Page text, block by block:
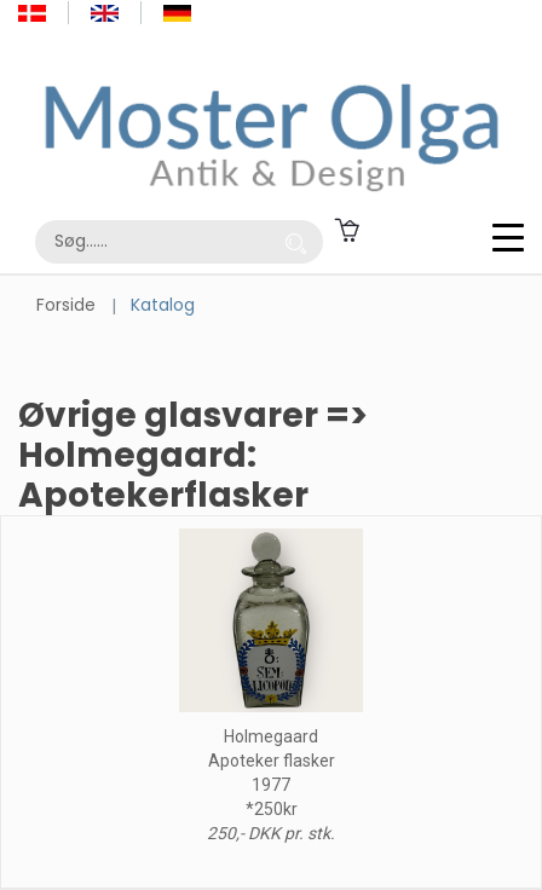
Forside Katalog
Øvrige glasvarer =>
Holmegaard:
Apotekerflasker
Holmegaard
Apoteker flasker
1977
*250kr
250,- DKK pr. stk.